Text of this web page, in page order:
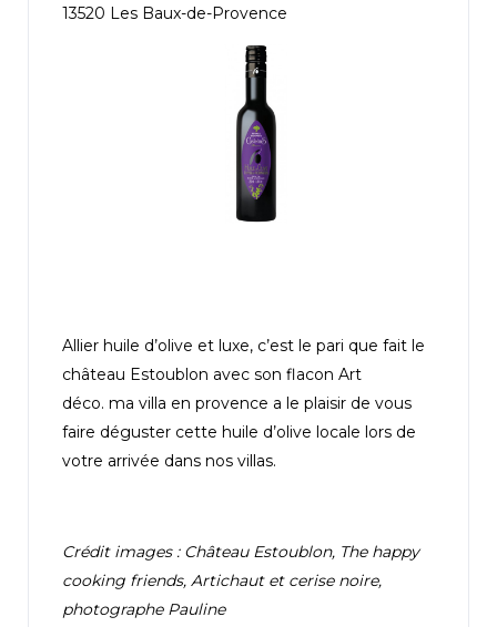
13520 Les Baux-de-Provence
Allier huile d’olive et luxe, c’est le pari que fait le
château Estoublon avec son flacon Art
déco. ma villa en provence a le plaisir de vous
faire déguster cette huile d’olive locale lors de
votre arrivée dans nos villas.
Crédit images : Château Estoublon, The happy
cooking friends, Artichaut et cerise noire,
photographe Pauline